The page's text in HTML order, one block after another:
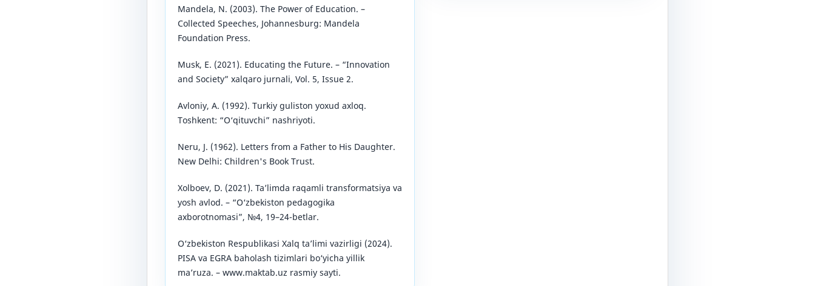
Mandela, N. (2003). The Power of Education. –
Collected Speeches, Johannesburg: Mandela
Foundation Press.
Musk, E. (2021). Educating the Future. – “Innovation
and Society” xalqaro jurnali, Vol. 5, Issue 2.
Avloniy, A. (1992). Turkiy guliston yoxud axloq.
Toshkent: “O‘qituvchi” nashriyoti.
Neru, J. (1962). Letters from a Father to His Daughter.
New Delhi: Children's Book Trust.
Xolboev, D. (2021). Taʼlimda raqamli transformatsiya va
yosh avlod. – “O‘zbekiston pedagogika
axborotnomasi”, №4, 19–24-betlar.
O‘zbekiston Respublikasi Xalq taʼlimi vazirligi (2024).
PISA va EGRA baholash tizimlari bo‘yicha yillik
maʼruza. – www.maktab.uz rasmiy sayti.